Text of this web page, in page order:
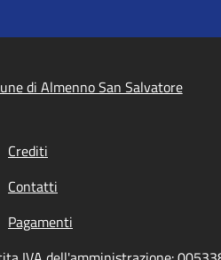
di Almenno San Salvatore
Crediti
Contatti
Pagamenti